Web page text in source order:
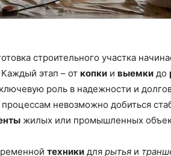
строительного участка
этап – от копки и выемки до
роль в надежности и
невозможно добиться
жилых или промышленных
техники для рытья и